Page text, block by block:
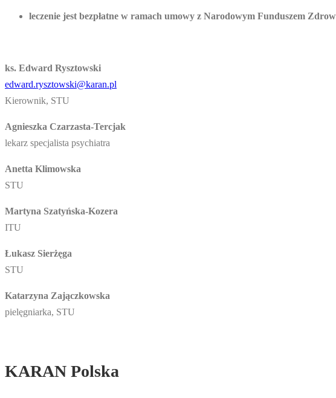
leczenie jest bezpłatne w ramach umowy z Narodowym Funduszem
ks. Edward Rysztowski
edward.rysztowski@karan.pl
Kierownik, STU
Agnieszka Czarzasta-Tercjak
lekarz specjalista psychiatra
Anetta Klimowska
STU
Martyna Szatyńska-Kozera
ITU
Łukasz Sierżęga
STU
Katarzyna Zajączkowska
pielęgniarka, STU
KARAN Polska